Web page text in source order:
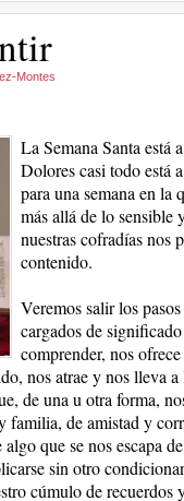
Montes
La Semana Santa está
Dolores casi todo está
para una semana en la
más allá de lo sensible
nuestras cofradías nos
contenido.
Veremos salir los
cargados de
comprender, nos
nos atrae y nos lleva
de una u otra forma,
familia, de amistad y
que se nos escapa
sin otro
cúmulo de recuerdos